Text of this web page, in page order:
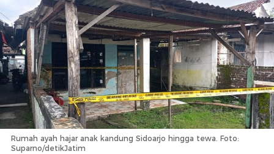
Rumah ayah hajar anak kandung Sidoarjo hingga tewa. Foto:
Suparno/detikJatim